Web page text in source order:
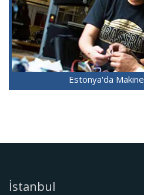
Estonya'da
İstanbul